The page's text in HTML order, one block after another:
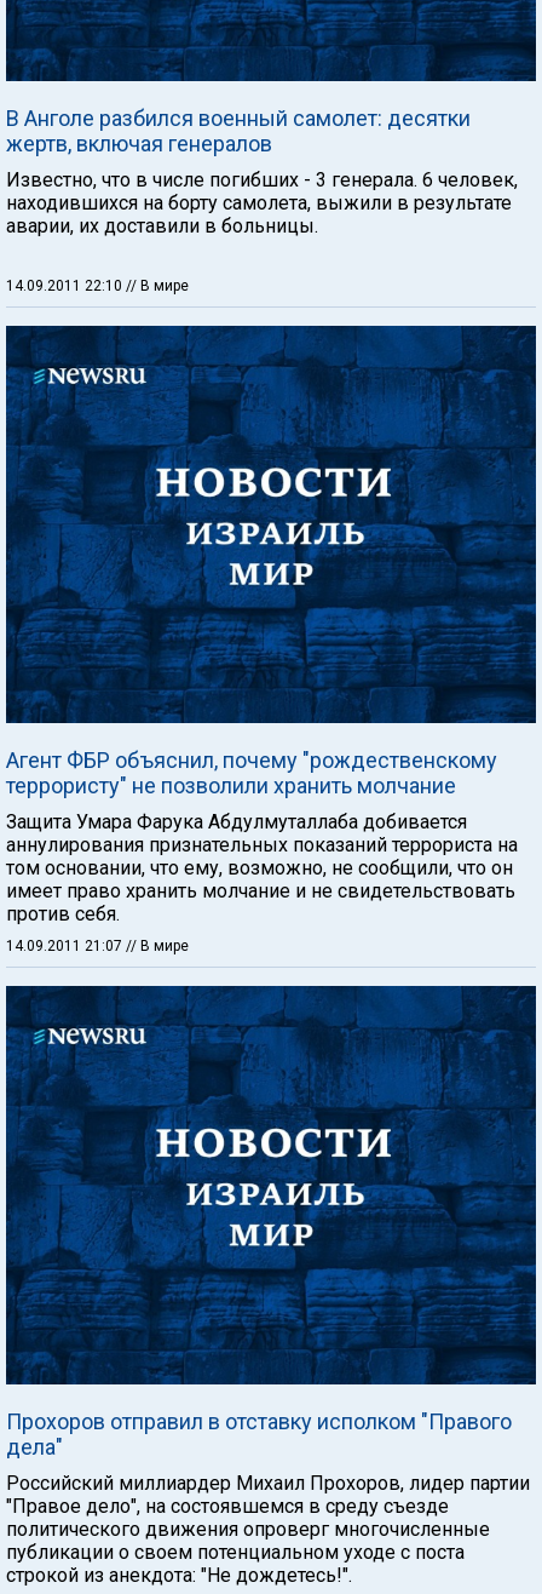
В Анголе разбился военный самолет: десятки
жертв, включая генералов
Известно, что в числе погибших - 3 генерала. 6 человек,
находившихся на борту самолета, выжили в результате
аварии, их доставили в больницы.
14.09.2011 22:10 // В мире
Агент ФБР объяснил, почему "рождественскому
террористу" не позволили хранить молчание
Защита Умара Фарука Абдулмуталлаба добивается
аннулирования признательных показаний террориста на
том основании, что ему, возможно, не сообщили, что он
имеет право хранить молчание и не свидетельствовать
против себя.
14.09.2011 21:07 // В мире
Прохоров отправил в отставку исполком "Правого
дела"
Российский миллиардер Михаил Прохоров, лидер партии
"Правое дело", на состоявшемся в среду съезде
политического движения опроверг многочисленные
публикации о своем потенциальном уходе с поста
строкой из анекдота: "Не дождетесь!".